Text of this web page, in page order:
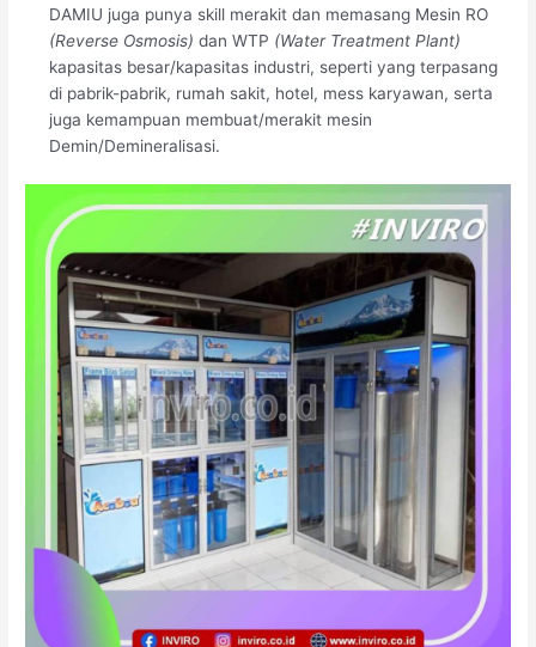
DAMIU juga punya skill merakit dan memasang Mesin RO
(Reverse Osmosis) dan WTP (Water Treatment Plant)
kapasitas besar/kapasitas industri, seperti yang terpasang
di pabrik-pabrik, rumah sakit, hotel, mess karyawan, serta
juga kemampuan membuat/merakit mesin
Demin/Demineralisasi.